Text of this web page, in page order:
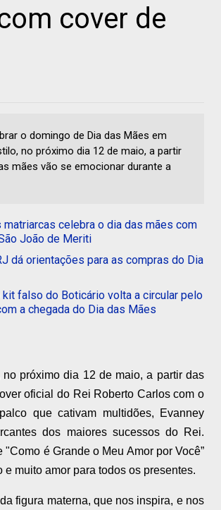
cover de
o domingo de Dia das Mães em
no próximo dia 12 de maio, a partir
mães vão se emocionar durante a
matriarcas celebra o dia das mães com
João de Meriti
dá orientações para as compras do Dia
kit falso do Boticário volta a circular pelo
a chegada do Dia das Mães
próximo dia 12 de maio, a partir das
oficial do Rei Roberto Carlos com o
que cativam multidões, Evanney
dos maiores sucessos do Rei.
é Grande o Meu Amor por Você”
muito amor para todos os presentes.
figura materna, que nos inspira, e nos